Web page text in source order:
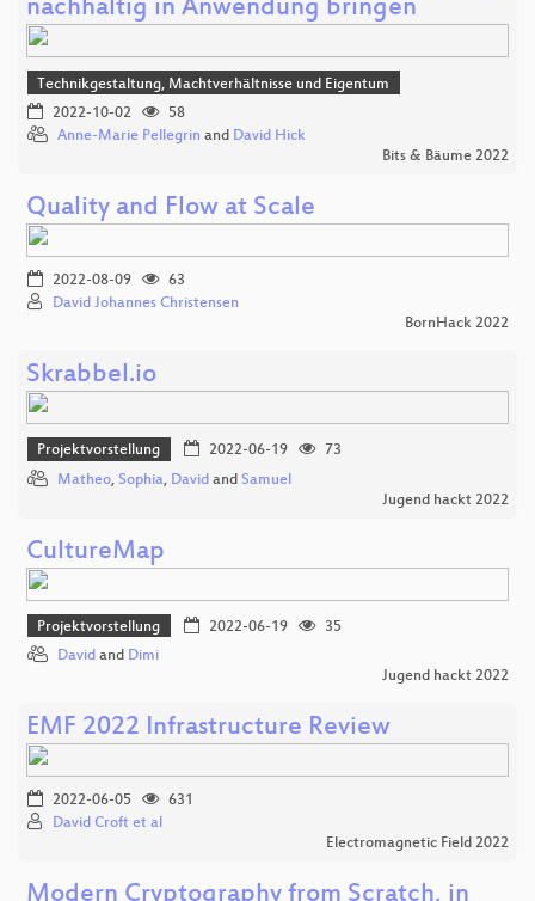
nachhaltig in Anwendung bringen
Technikgestaltung, Machtverhältnisse und Eigentum
2022-10-02
58
Anne-Marie Pellegrin and David Hick
Bits & Bäume 2022
Quality and Flow at Scale
2022-08-09
63
David Johannes Christensen
BornHack 2022
Skrabbel.io
Projektvorstellung 2022-06-19
73
Matheo, Sophia, David and Samuel
Jugend hackt 2022
CultureMap
Projektvorstellung 2022-06-19
35
David and Dimi
Jugend hackt 2022
EMF 2022 Infrastructure Review
2022-06-05
631
David Croft et al
Electromagnetic Field 2022